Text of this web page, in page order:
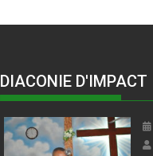
DIACONIE D'IMPACT